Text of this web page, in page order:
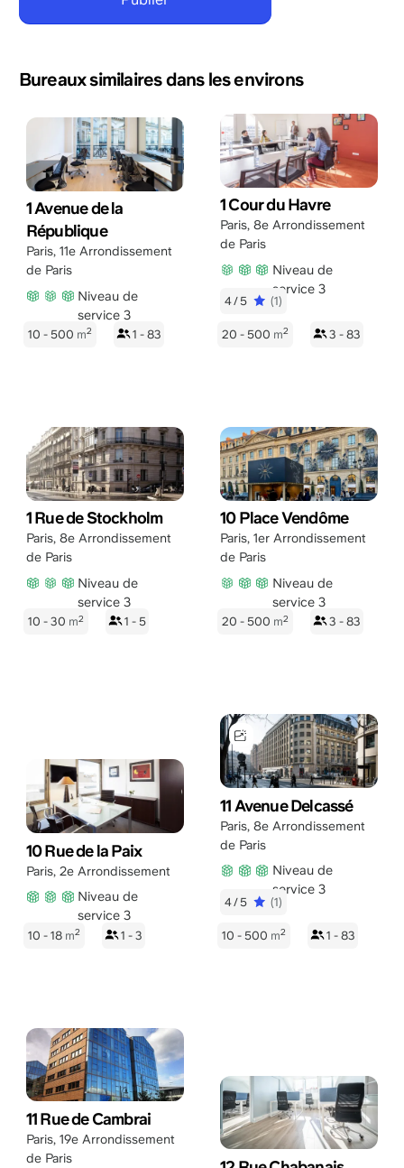
Bureaux similaires dans les environs
1 Avenue de la
République
Paris, 11e Arrondissement
de Paris
Niveau de
service 3
10 - 500 m2 1 - 83
1 Cour du Havre
Paris, 8e Arrondissement
de Paris
Niveau de
service 3
4/5 (1)
20 - 500 m2 3 - 83
1 Rue de Stockholm
Paris, 8e Arrondissement
de Paris
Niveau de
service 3
10 - 30 m2 1 - 5
10 Place Vendôme
Paris, 1er Arrondissement
de Paris
Niveau de
service 3
20 - 500 m2 3 - 83
10 Rue de la Paix
Paris, 2e Arrondissement
Niveau de
service 3
10 - 18 m2 1 - 3
11 Avenue Delcassé
Paris, 8e Arrondissement
de Paris
Niveau de
service 3
4/5 (1)
10 - 500 m2 1 - 83
11 Rue de Cambrai
Paris, 19e Arrondissement
de Paris